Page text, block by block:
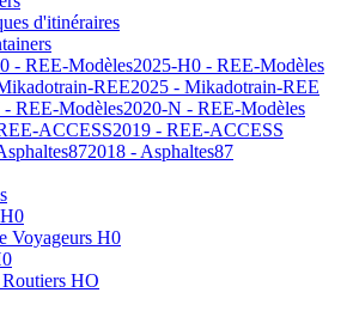
d'itinéraires
2025-H0 - REE-Modèles
2025 - Mikadotrain-REE
2020-N - REE-Modèles
2019 - REE-ACCESS
2018 - Asphaltes87
Voyageurs H0
HO